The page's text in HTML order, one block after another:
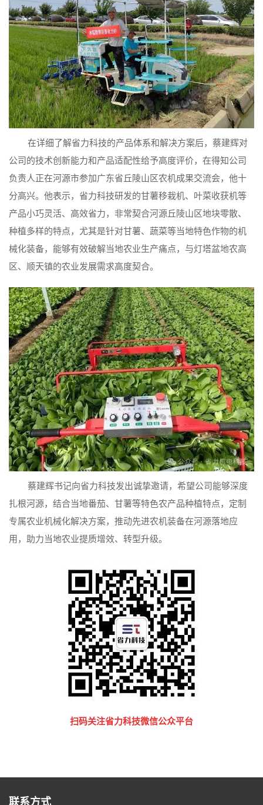
在详细了解省力科技的产品体系和解决方案后，蔡建辉对
公司的技术创新能力和产品适配性给予高度评价，在得知公司
负责人正在河源市参加广东省丘陵山区农机成果交流会，他十
分高兴。他表示，省力科技研发的甘薯移栽机、叶菜收获机等
产品小巧灵活、高效省力，非常契合河源丘陵山区地块零散、
种植多样的特点，尤其是针对甘薯、蔬菜等当地特色作物的机
械化装备，能够有效破解当地农业生产痛点，与灯塔盆地农高
区、顺天镇的农业发展需求高度契合。
蔡建辉书记向省力科技发出诚挚邀请，希望公司能够深度
扎根河源，结合当地番茄、甘薯等特色农产品种植特点，定制
专属农业机械化解决方案，推动先进农机装备在河源落地应
用，助力当地农业提质增效、转型升级。
扫码关注省力科技微信公众平台
联系方式